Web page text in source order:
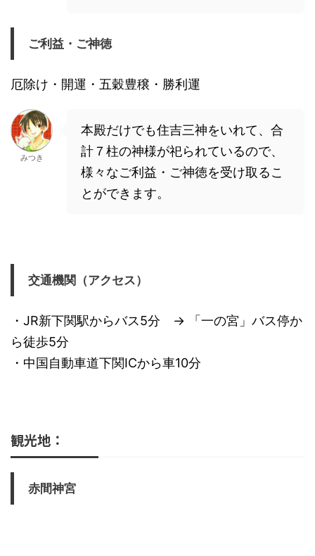
ご利益・ご神徳
厄除け・開運・五穀豊穣・勝利運
みつき
本殿だけでも住吉三神をいれて、合
計７柱の神様が祀られているので、
様々なご利益・ご神徳を受け取るこ
とができます。
交通機関（アクセス）
・JR新下関駅からバス5分 → 「一の宮」バス停か
ら徒歩5分
・中国自動車道下関ICから車10分
観光地：
赤間神宮